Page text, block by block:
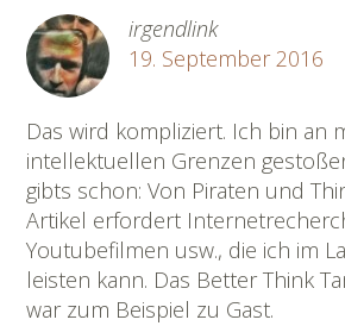
irgendlink
19. September 2016
Das wird kompliziert. Ich bin an
intellektuellen Grenzen
gibts schon: Von Piraten und
Artikel erfordert
Youtubefilmen usw., die ich im
leisten kann. Das Better Think
war zum Beispiel zu Gast.